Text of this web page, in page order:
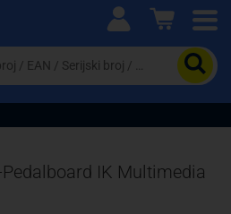
asortiman proizvoda i
IK Multimedia